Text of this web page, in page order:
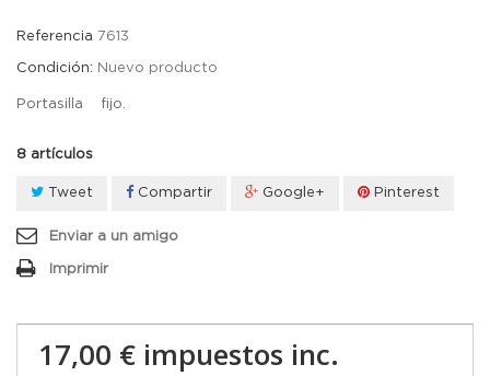
Referencia 7613
Condición: Nuevo producto
Portasilla fijo.
8 artículos
Tweet Compartir Google+ Pinterest
Enviar a un amigo
Imprimir
17,00 € impuestos inc.